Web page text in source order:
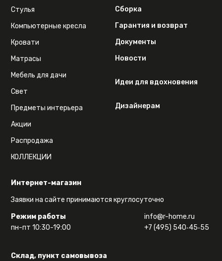
Интернет-магазин
Заявки на сайте принимаются круглосуточно
Режим работы
пн-пт 10:30-19:00
info@r-home.ru
+7 (495) 540‑45‑55
Склад, пункт самовывоза
Стулья
Компьютерные кресла
Кровати
Матрасы
Мебель для дачи
Свет
Предметы интерьера
Акции
Распродажа
КОЛЛЕКЦИИ
Сборка
Гарантия и возврат
Документы
Новости
Идеи для вдохновения
Дизайнерам